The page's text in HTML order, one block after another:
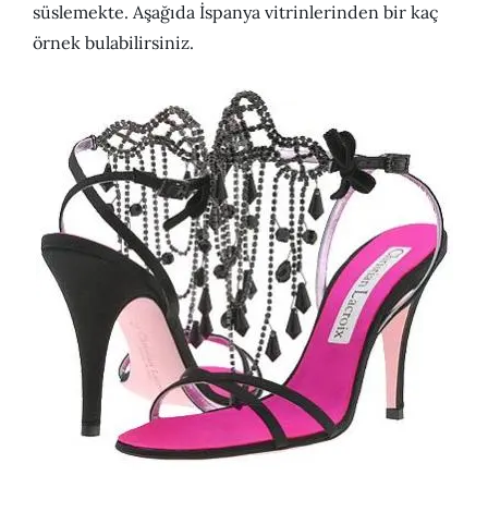
süslemekte. Aşağıda İspanya vitrinlerinden bir kaç
örnek bulabilirsiniz.